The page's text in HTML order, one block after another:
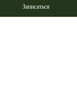
Записаться